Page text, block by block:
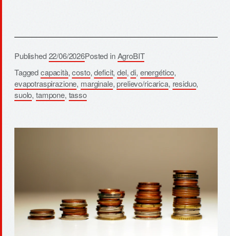
Published22/06/2026Posted inAgroBIT
Taggedcapacità,costo,deficit,del,di, energético,
evapotraspirazione, marginale,prelievo/ricarica, residuo,
suolo, tampone, tasso